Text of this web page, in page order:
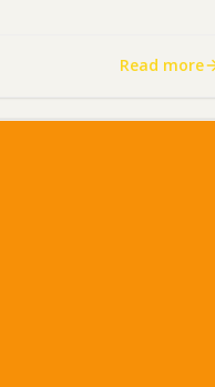
Read more